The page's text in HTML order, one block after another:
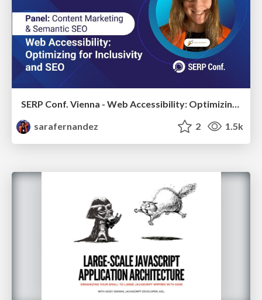
SERP Conf. Vienna - Web Accessibility: Optimizing for Inclusivity and SEO
sarafernandez
2 1.5k